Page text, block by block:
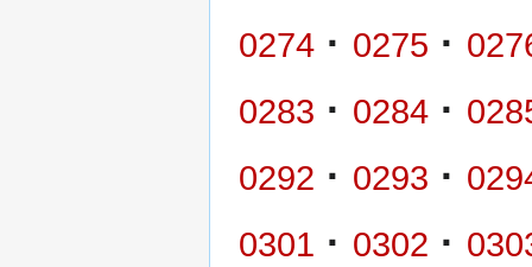
0274 · 0275 ·
0283 · 0284 ·
0292 · 0293 ·
0301 · 0302 ·